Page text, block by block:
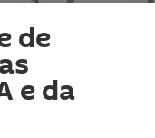
de
e da